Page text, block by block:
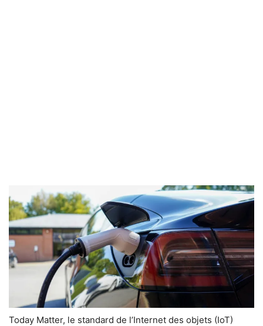
Today Matter, le standard de l’Internet des objets (IoT)